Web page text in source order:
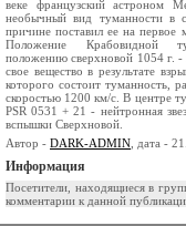
веке французский астроном
необычный вид туманности в
причине поставил ее на первое
Положение Крабовидной
положению сверхновой 1054 г. -
свое вещество в результате
которого состоит туманность,
скоростью 1200 км/с. В центре
PSR 0531 + 21 - нейтронная
вспышки Сверхновой.
Автор - DARK-ADMIN , дата -
Информация
Посетители, находящиеся в
комментарии к данной